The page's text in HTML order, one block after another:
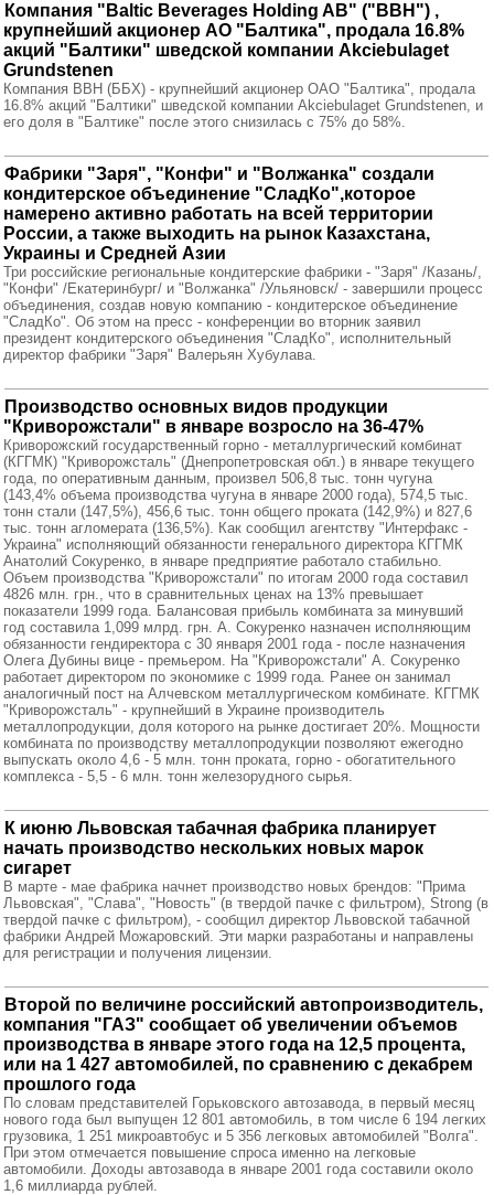
Компания "Baltic Beverages Holding AB" ("BBH") ,
крупнейший акционер АО "Балтика", продала 16.8%
акций "Балтики" шведской компании Akciebulaget
Grundstenen
Компания BBH (ББХ) - крупнейший акционер ОАО "Балтика", продала
16.8% акций "Балтики" шведской компании Akciebulaget Grundstenen, и
его доля в "Балтике" после этого снизилась с 75% до 58%.
Фабрики "Заря", "Конфи" и "Волжанка" создали
кондитерское объединение "СладКо",которое
намерено активно работать на всей территории
России, а также выходить на рынок Казахстана,
Украины и Средней Азии
Три российские региональные кондитерские фабрики - "Заря" /Казань/,
"Конфи" /Екатеринбург/ и "Волжанка" /Ульяновск/ - завершили процесс
объединения, создав новую компанию - кондитерское объединение
"СладКо". Об этом на пресс - конференции во вторник заявил
президент кондитерского объединения "СладКо", исполнительный
директор фабрики "Заря" Валерьян Хубулава.
Производство основных видов продукции
"Криворожстали" в январе возросло на 36-47%
Криворожский государственный горно - металлургический комбинат
(КГГМК) "Криворожсталь" (Днепропетровская обл.) в январе текущего
года, по оперативным данным, произвел 506,8 тыс. тонн чугуна
(143,4% объема производства чугуна в январе 2000 года), 574,5 тыс.
тонн стали (147,5%), 456,6 тыс. тонн общего проката (142,9%) и 827,6
тыс. тонн агломерата (136,5%). Как сообщил агентству "Интерфакс -
Украина" исполняющий обязанности генерального директора КГГМК
Анатолий Сокуренко, в январе предприятие работало стабильно.
Объем производства "Криворожстали" по итогам 2000 года составил
4826 млн. грн., что в сравнительных ценах на 13% превышает
показатели 1999 года. Балансовая прибыль комбината за минувший
год составила 1,099 млрд. грн. А. Сокуренко назначен исполняющим
обязанности гендиректора с 30 января 2001 года - после назначения
Олега Дубины вице - премьером. На "Криворожстали" А. Сокуренко
работает директором по экономике с 1999 года. Ранее он занимал
аналогичный пост на Алчевском металлургическом комбинате. КГГМК
"Криворожсталь" - крупнейший в Украине производитель
металлопродукции, доля которого на рынке достигает 20%. Мощности
комбината по производству металлопродукции позволяют ежегодно
выпускать около 4,6 - 5 млн. тонн проката, горно - обогатительного
комплекса - 5,5 - 6 млн. тонн железорудного сырья.
К июню Львовская табачная фабрика планирует
начать производство нескольких новых марок
сигарет
В марте - мае фабрика начнет производство новых брендов: "Прима
Львовская", "Слава", "Новость" (в твердой пачке с фильтром), Strong (в
твердой пачке с фильтром), - сообщил директор Львовской табачной
фабрики Андрей Можаровский. Эти марки разработаны и направлены
для регистрации и получения лицензии.
Второй по величине российский автопроизводитель,
компания "ГАЗ" сообщает об увеличении объемов
производства в январе этого года на 12,5 процента,
или на 1 427 автомобилей, по сравнению с декабрем
прошлого года
По словам представителей Горьковского автозавода, в первый месяц
нового года был выпущен 12 801 автомобиль, в том числе 6 194 легких
грузовика, 1 251 микроавтобус и 5 356 легковых автомобилей "Волга".
При этом отмечается повышение спроса именно на легковые
автомобили. Доходы автозавода в январе 2001 года составили около
1,6 миллиарда рублей.